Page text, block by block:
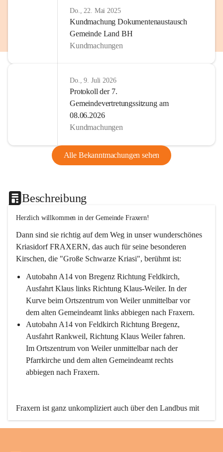
Do., 22. Mai 2025
Kundmachung Dokumentenaustausch
Gemeinde Land BH
Kundmachungen
Do., 9. Juli 2026
Protokoll der 7.
Gemeindevertretungssitzung am
08.06.2026
Kundmachungen
Alle Bekanntmachungen sehen
Beschreibung
Herzlich willkommen in der Gemeinde Fraxern!
Dann sind sie richtig auf dem Weg in unser wunderschönes
Kriasidorf FRAXERN, das auch für seine besonderen
Kirschen, die "Große Schwarze Kriasi", berühmt ist:
Autobahn A14 von Bregenz Richtung Feldkirch,
Ausfahrt Klaus links Richtung Klaus-Weiler. In der
Kurve beim Ortszentrum von Weiler unmittelbar vor
dem alten Gemeindeamt links abbiegen nach Fraxern.
Autobahn A14 von Feldkirch Richtung Bregenz,
Ausfahrt Rankweil, Richtung Klaus Weiler fahren.
Im Ortszentrum von Weiler unmittelbar nach der
Pfarrkirche und dem alten Gemeindeamt rechts
abbiegen nach Fraxern.
Fraxern ist ganz unkompliziert auch über den Landbus mit
den öffentlichen Verkehrsmitteln zu erreichen. Die Linie